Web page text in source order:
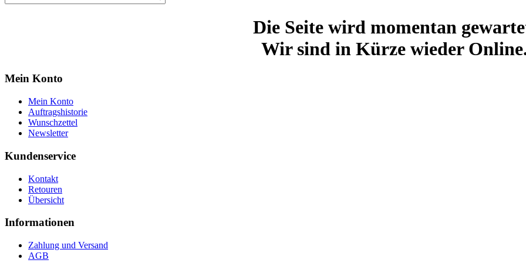
Die Seite wird momentan
Wir sind in Kürze wieder
Mein Konto
Mein Konto
Auftragshistorie
Wunschzettel
Newsletter
Kundenservice
Kontakt
Retouren
Übersicht
Informationen
Zahlung und Versand
AGB